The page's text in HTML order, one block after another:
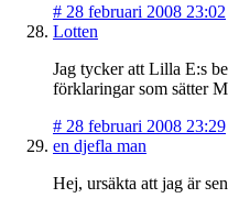
# 28 februari 2008 23:02
Lotten
Jag tycker att Lilla E:s
förklaringar som sätter
# 28 februari 2008 23:29
en djefla man
Hej, ursäkta att jag är